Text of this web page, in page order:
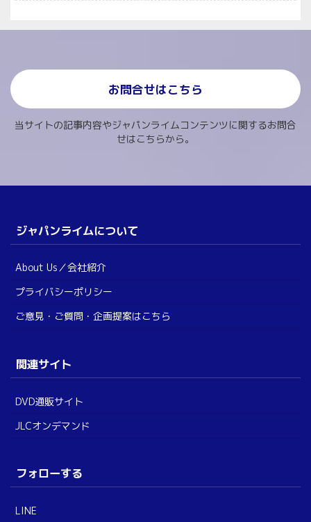
お問合せはこちら
当サイトの記事内容やジャパンライムコンテンツに関するお問合
せはこちらから。
ジャパンライムについて
About Us／会社紹介
プライバシーポリシー
ご意見・ご質問・企画提案はこちら
関連サイト
DVD通販サイト
JLCオンデマンド
フォローする
LINE